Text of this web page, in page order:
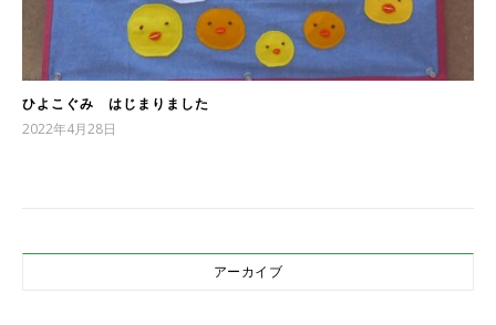
ひよこぐみ はじまりました
2022年4月28日
アーカイブ